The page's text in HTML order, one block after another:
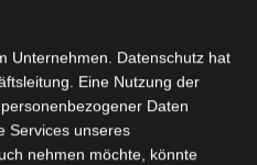
Unternehmen. Datenschutz hat
Eine Nutzung der
Daten
Services unseres
nehmen möchte, könnte